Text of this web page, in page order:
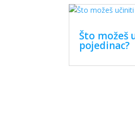
Što možeš
pojedinac?